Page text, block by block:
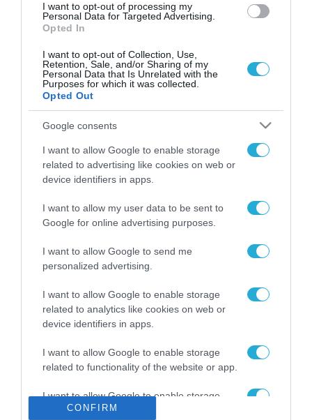
I want to opt-out of processing my
Personal Data for Targeted Advertising.
Opted In
I want to opt-out of Collection, Use,
Retention, Sale, and/or Sharing of my
Personal Data that Is Unrelated with the
Purposes for which it was collected.
Opted Out
Google consents
I want to allow Google to enable storage
related to advertising like cookies on web or
device identifiers in apps.
I want to allow my user data to be sent to
Google for online advertising purposes.
I want to allow Google to send me
personalized advertising.
I want to allow Google to enable storage
related to analytics like cookies on web or
device identifiers in apps.
I want to allow Google to enable storage
related to functionality of the website or app.
I want to allow Google to enable storage
related to personalization.
CONFIRM
ΡΟΗ ΕΙΔΗΣΕΩΝ
Το χρηματοδοτούμενο
από την ΕΕ έργο “The
Gaming Police”
ενισχύει την ασφάλεια
των παιδιών στο
31.07.2026
ΑΑΔΕ: Διευκρινίσεις
για τα πρόστιμα σε
παραβάσεις που
31.07.2026
Τεχνητή Νοημοσύνη
δεν είναι απλώς μια
νέα τεχνολογία, είναι
επανάσταση»
31.07.2026
Νέος οδηγός του ΕΚΤ
για τη χρηματοδότηση
των ελληνικών
επιχειρήσεων στον
χώρο της άμυνας